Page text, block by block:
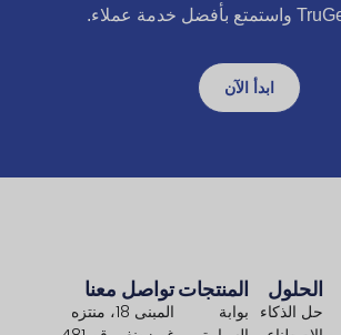
ابدأ الآن
المنتجات
بوابة
الحلول
حل الذكاء
تواصل معنا
المبنى 18، منتزه